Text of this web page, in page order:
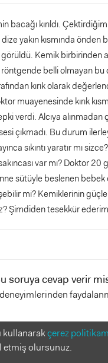
bacağı kırıldı.
yakın kısmında önden
Kemik birbirinden
belli olmayan bu
kırık olarak
muayenesinde kırık
verdi. Alcıya
çıkmadı. Bu durum
sıkıntı yaratır mı
var mı? Doktor 20
sütüyle beslenen
mi? Kemiklerinin
Şimdiden tesekkür
soruya cevap verir
kullanarakçerez
etmiş olursunuz.